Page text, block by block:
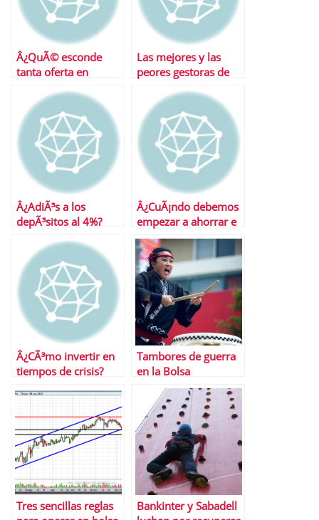
Â¿QuÃ© esconde
tanta oferta en
Las mejores y las
peores gestoras de
Â¿AdiÃ³s a los
depÃ³sitos al 4%?
Â¿CuÃ¡ndo debemos
empezar a ahorrar e
invertir?
Â¿CÃ³mo invertir en
tiempos de crisis?
Tambores de guerra
en la Bolsa
Tres sencillas reglas
Bankinter y Sabadell